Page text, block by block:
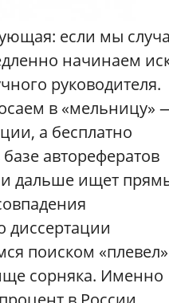
если мы
начинаем
руководителя.
в «мельницу»
а бесплатно
авторефератов
и дальше ищет
диссертации
поиском «плевел»
сорняка. Именно